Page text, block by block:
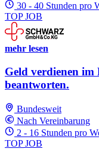
30 - 40 Stunden pro
TOP JOB
mehr lesen
Geld verdienen
beantworten.
Bundesweit
Nach Vereinbarung
2 - 16 Stunden pro
TOP JOB